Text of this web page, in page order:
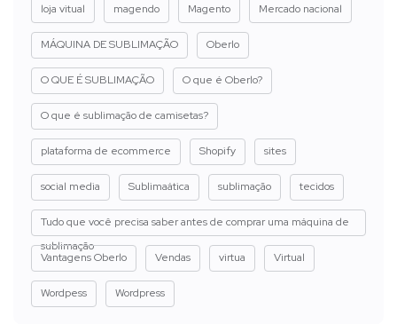
loja vitual magendo Magento Mercado nacional
MÁQUINA DE SUBLIMAÇÃO Oberlo
O QUE É SUBLIMAÇÃO O que é Oberlo?
O que é sublimação de camisetas?
plataforma de ecommerce Shopify sites
social media Sublimaática sublimação tecidos
Tudo que você precisa saber antes de comprar uma máquina de
sublimação
Vantagens Oberlo
Vendas virtua Virtual
Wordpess Wordpress